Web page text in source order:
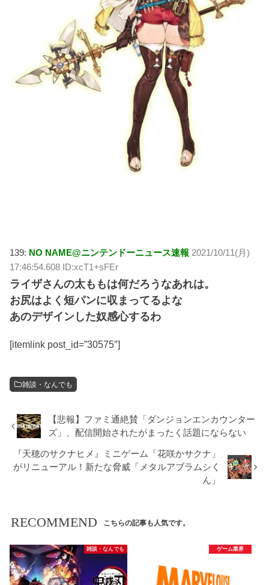
139: NO NAME@ニンテンドーニュース速報 2021/10/11(月)
17:46:54.608 ID:xcT1+sFEr
ライザさんの太ももは何だろうなあれは。
お尻はよく短パンに収まってるよな
あのデザインした奴感心するわ
[itemlink post_id=”30575″]
雑談・なんでも
【悲報】ファミ通絶賛「ダンジョンエンカウンター
ズ」、配信開始されたがまったく話題にならない
『天穂のサクナヒメ』ミニゲーム「花咲かサクナ」
がリニューアル！新たな脅威「メタルアブラムシく
ん」
RECOMMEND こちらの記事も人気です。
雑談・なんでも ゲーム業界